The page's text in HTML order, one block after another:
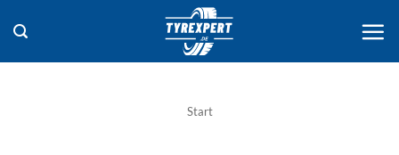
Inhalt
springen
Start